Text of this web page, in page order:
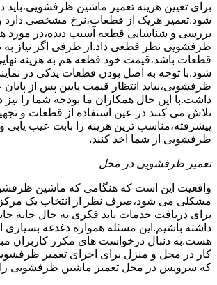
برای تعیین هزینه تعمیر ماشین ظرفشویی،باید
شود.تعمیر هریک از قطعات،نرخ مشخصی دارد
بررسی و شناسایی قطعه آسیب دیده،در مورد
ظرفشویی نظر قطعی داد.از طرفی اگر نیاز به
قطعات باشد،قیمت خود قطعه هم به هزینه
شود.با توجه به اصل بودن قطعات یدکی در
ظرفشویی،نباید انتظار قیمت پایین پس از پایان
داشت.با این حال همکاران ما بودجه شما را نیز
تلاش می کنند در عین استفاده از قطعات و
پیشرفته،مناسب ترین هزینه را بابت عیب یابی
ظرفشویی از شما اخذ کنند.
تعمیر ظرفشویی در محل
واقعیت این است که هنگامی که ماشین
مشکلی می شود،صرف نظر از انتخاب یک مرکز
برای دریافت خدمات باید فکری به حال جابه
داشته باشیم.این مسئله همواره دغدغه بسیاری
هست.به دنبال درخواست های مکرر کاربران
کار در محل و منزل برای اجرای تعمیر
که سرویس در محل تعمیر ماشین ظرفشویی را